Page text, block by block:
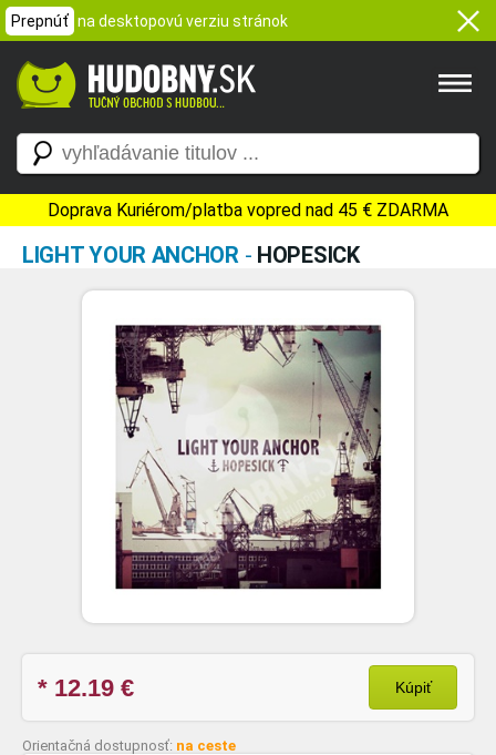
Prepnúť na desktopovú verziu stránok
Doprava Kuriérom/platba vopred nad 45 € ZDARMA
LIGHT YOUR ANCHOR- HOPESICK
* 12.19 € Kúpiť
Orientačná dostupnosť: na ceste